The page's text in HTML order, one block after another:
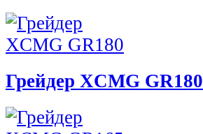
Грейдер XCMG GR180